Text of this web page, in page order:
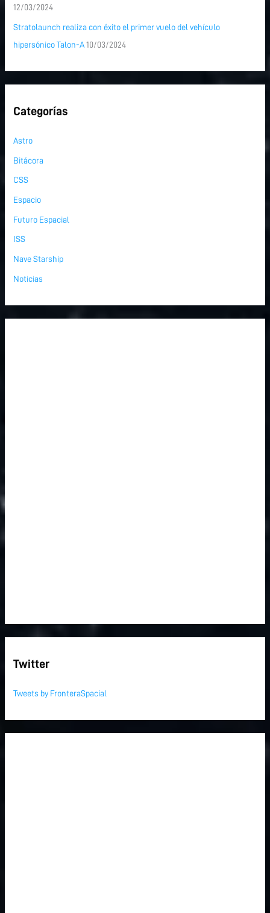
12/03/2024
Stratolaunch realiza con éxito el primer vuelo del vehículo
hipersónico Talon-A 10/03/2024
Categorías
Astro
Bitácora
CSS
Espacio
Futuro Espacial
ISS
Nave Starship
Noticias
Twitter
Tweets by FronteraSpacial